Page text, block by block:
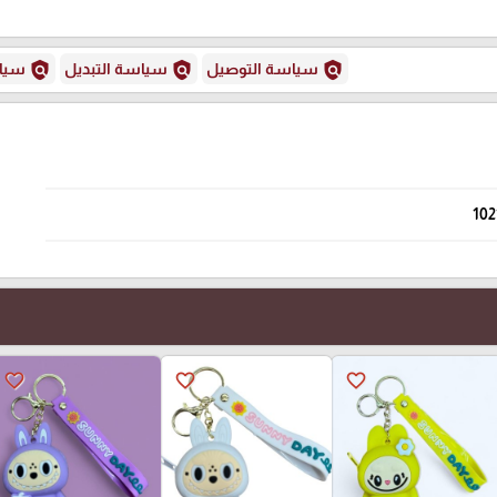
policy سياسة التوصيل policy سياسة التبديل policy
favorite_border
favorite_border
favorite_border